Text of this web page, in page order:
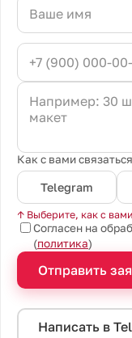
Как с вами
Telegram
↑ Выберите, как с
Согласен на
(политика)
Отправить
Написать в